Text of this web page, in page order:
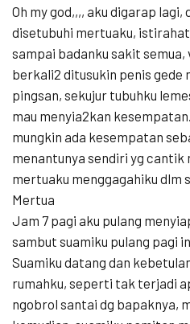
Oh my god,,,, aku digarap lagi,
disetubuhi mertuaku,
sampai badanku sakit semua,
berkali2 ditusukin penis gede
pingsan, sekujur tubuhku
mau menyia2kan
mungkin ada kesempatan
menantunya sendiri yg cantik
mertuaku menggagahiku dlm
Mertua
Jam 7 pagi aku pulang
sambut suamiku pulang pagi
Suamiku datang dan
rumahku, seperti tak terjadi
ngobrol santai dg bapaknya,